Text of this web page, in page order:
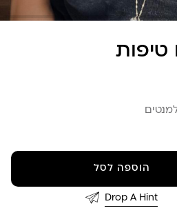
הוספה לסל
Drop A Hint